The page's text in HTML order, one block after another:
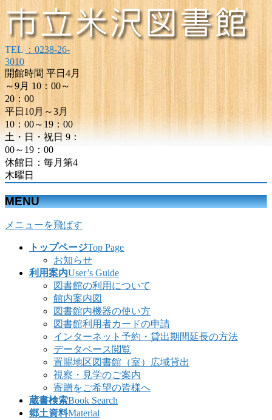
TEL
：0238-26-
3010
開館時間 平日4月
～9月 10：00～
20：00
平日10月～3月
10：00～19：00
土・日・祝日 9：
00～19：00
休館日：毎月第4
木曜日
MENU
メニューを飛ばす
トップページTop Page
お知らせ
利用案内User’s Guide
図書館の利用について
館内案内図
図書館内機器の使い方
図書館利用者カードの申請
インターネット予約・貸出期間延長の方法
データベース閲覧
置賜地区図書館（室）広域貸出
視察・見学のご案内
寄贈をご希望の皆様へ
蔵書検索Book Search
郷土資料Material